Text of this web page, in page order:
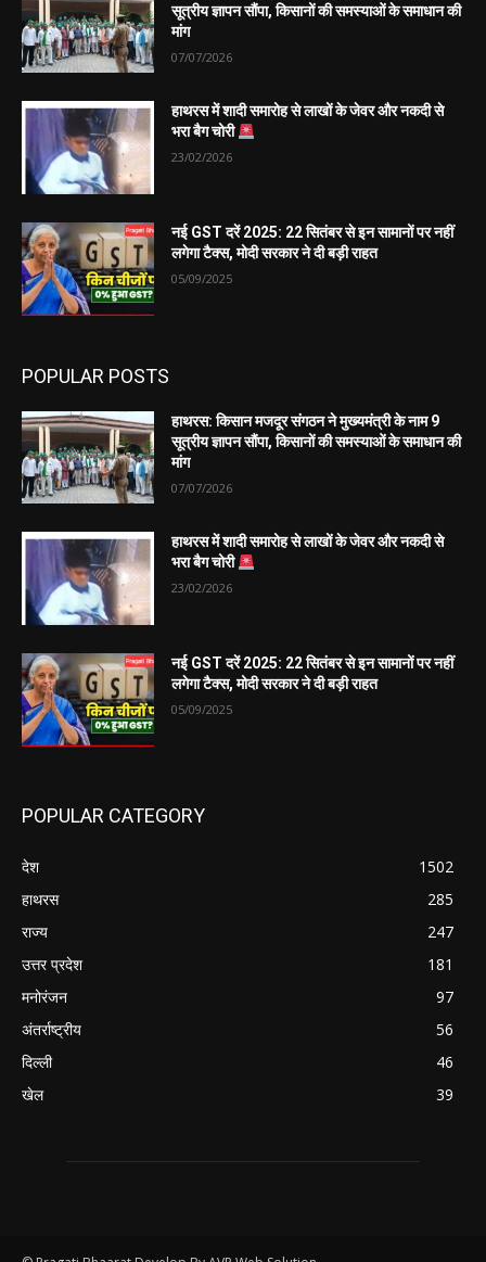
सूत्रीय ज्ञापन सौंपा, किसानों की समस्याओं के समाधान की
मांग
07/07/2026
हाथरस में शादी समारोह से लाखों के जेवर और नकदी से
भरा बैग चोरी
23/02/2026
नई GST दरें 2025: 22 सितंबर से इन सामानों पर नहीं
लगेगा टैक्स, मोदी सरकार ने दी बड़ी राहत
05/09/2025
POPULAR POSTS
हाथरस: किसान मजदूर संगठन ने मुख्यमंत्री के नाम 9
सूत्रीय ज्ञापन सौंपा, किसानों की समस्याओं के समाधान की
मांग
07/07/2026
हाथरस में शादी समारोह से लाखों के जेवर और नकदी से
भरा बैग चोरी
23/02/2026
नई GST दरें 2025: 22 सितंबर से इन सामानों पर नहीं
लगेगा टैक्स, मोदी सरकार ने दी बड़ी राहत
05/09/2025
POPULAR CATEGORY
देश
1502
हाथरस
285
राज्य
247
उत्तर प्रदेश
181
मनोरंजन
97
अंतर्राष्ट्रीय
56
दिल्ली
46
खेल
39